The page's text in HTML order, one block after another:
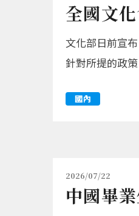
全國文
文化部日前宣
針對所提的政
國內
2026/07/22
中國畢